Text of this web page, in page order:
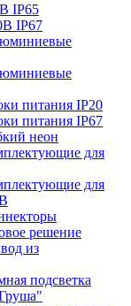
IP65
IP67
питания IP20
питания IP67
неон
для
для
решение
из
подсветка